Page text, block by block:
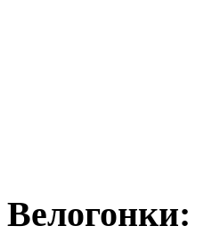
Велогонки: